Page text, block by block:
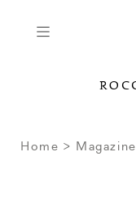
Home Magazine